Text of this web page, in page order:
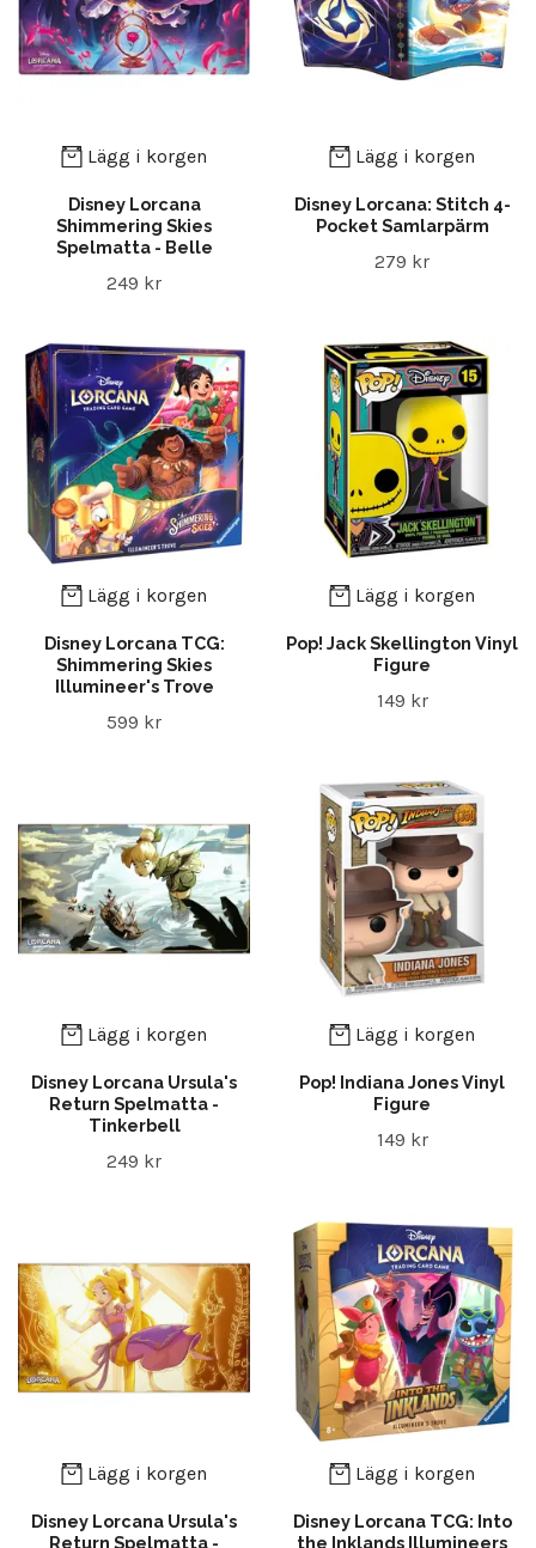
Lägg i korgen
Disney Lorcana
Shimmering Skies
Spelmatta - Belle
249 kr
Lägg i korgen
Disney Lorcana: Stitch 4-
Pocket Samlarpärm
279 kr
Lägg i korgen
Disney Lorcana TCG:
Shimmering Skies
Illumineer's Trove
599 kr
Lägg i korgen
Pop! Jack Skellington Vinyl
Figure
149 kr
Lägg i korgen
Disney Lorcana Ursula's
Return Spelmatta -
Tinkerbell
249 kr
Lägg i korgen
Pop! Indiana Jones Vinyl
Figure
149 kr
Lägg i korgen
Disney Lorcana Ursula's
Return Spelmatta -
Lägg i korgen
Disney Lorcana TCG: Into
the Inklands Illumineers